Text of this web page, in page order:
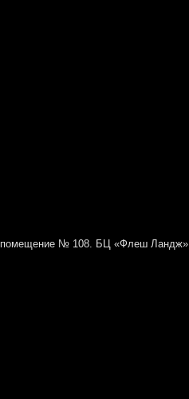
помещение № 108. БЦ «Флеш Ландж»